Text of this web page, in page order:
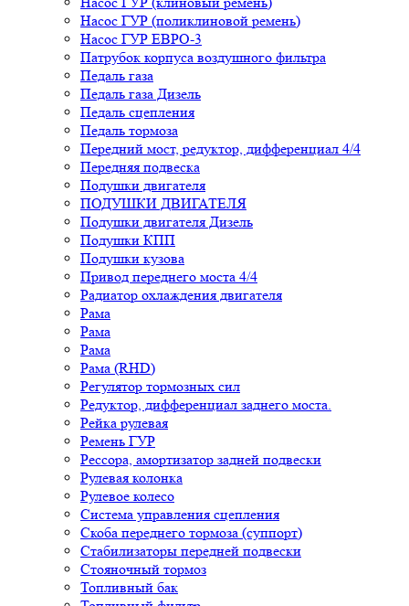
Насос ГУР (поликлиновой ремень)
Насос ГУР ЕВРО-3
Патрубок корпуса воздушного фильтра
Педаль газа
Педаль газа Дизель
Педаль сцепления
Педаль тормоза
Передний мост, редуктор, дифференциал 4/4
Передняя подвеска
Подушки двигателя
ПОДУШКИ ДВИГАТЕЛЯ
Подушки двигателя Дизель
Подушки КПП
Подушки кузова
Привод переднего моста 4/4
Радиатор охлаждения двигателя
Рама
Рама
Рама
Рама (RHD)
Регулятор тормозных сил
Редуктор, дифференциал заднего моста.
Рейка рулевая
Ремень ГУР
Рессора, амортизатор задней подвески
Рулевая колонка
Рулевое колесо
Система управления сцепления
Скоба переднего тормоза (суппорт)
Стабилизаторы передней подвески
Стояночный тормоз
Топливный бак